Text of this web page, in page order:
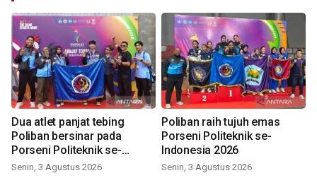
Dua atlet panjat tebing
Poliban bersinar pada
Porseni Politeknik se-
Indonesia 2026
Senin, 3 Agustus 2026
Poliban raih tujuh emas
Porseni Politeknik se-
Indonesia 2026
Senin, 3 Agustus 2026